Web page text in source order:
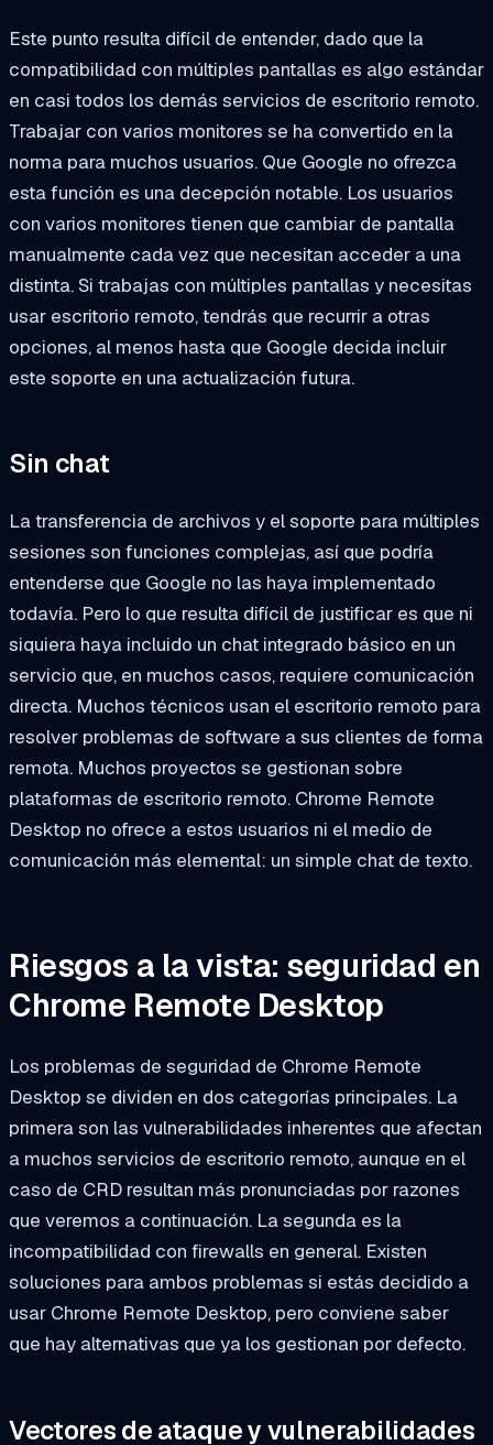
Este punto resulta difícil de entender, dado que la
compatibilidad con múltiples pantallas es algo estándar
en casi todos los demás servicios de escritorio remoto.
Trabajar con varios monitores se ha convertido en la
norma para muchos usuarios. Que Google no ofrezca
esta función es una decepción notable. Los usuarios
con varios monitores tienen que cambiar de pantalla
manualmente cada vez que necesitan acceder a una
distinta. Si trabajas con múltiples pantallas y necesitas
usar escritorio remoto, tendrás que recurrir a otras
opciones, al menos hasta que Google decida incluir
este soporte en una actualización futura.
Sin chat
La transferencia de archivos y el soporte para múltiples
sesiones son funciones complejas, así que podría
entenderse que Google no las haya implementado
todavía. Pero lo que resulta difícil de justificar es que ni
siquiera haya incluido un chat integrado básico en un
servicio que, en muchos casos, requiere comunicación
directa. Muchos técnicos usan el escritorio remoto para
resolver problemas de software a sus clientes de forma
remota. Muchos proyectos se gestionan sobre
plataformas de escritorio remoto. Chrome Remote
Desktop no ofrece a estos usuarios ni el medio de
comunicación más elemental: un simple chat de texto.
Riesgos a la vista: seguridad en
Chrome Remote Desktop
Los problemas de seguridad de Chrome Remote
Desktop se dividen en dos categorías principales. La
primera son las vulnerabilidades inherentes que afectan
a muchos servicios de escritorio remoto, aunque en el
caso de CRD resultan más pronunciadas por razones
que veremos a continuación. La segunda es la
incompatibilidad con firewalls en general. Existen
soluciones para ambos problemas si estás decidido a
usar Chrome Remote Desktop, pero conviene saber
que hay alternativas que ya los gestionan por defecto.
Vectores de ataque y vulnerabilidades